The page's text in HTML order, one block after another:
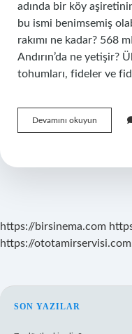
adında bir köy
bu ismi benimsemiş
rakımı ne kadar? 568
Andırın’da ne yetişir?
tohumları, fideler ve
Devamını okuyun Andırının
Rakımı
https://birsinema.com
https://
SIDEBAR
SON YAZILAR